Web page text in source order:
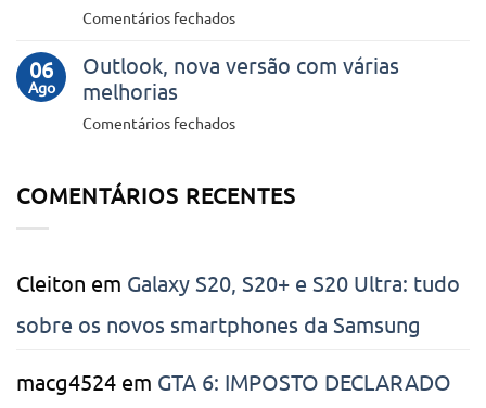
da
Digital
fazer
seu
Comentários fechadosem
vai
uma
do
Windows!
06
Ago
Outlook, nova versão com várias
melhorias
Comentários fechadosem
versão
COMENTÁRIOS RECENTES
Cleiton em Galaxy S20, S20+ e S20 Ultra: tudo
sobre os novos smartphones da Samsung
macg4524 em GTA 6: IMPOSTO DECLARADO